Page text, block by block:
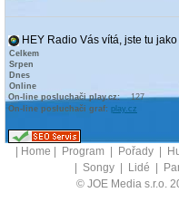
HEY Radio Vás vítá, jste tu jako
Celkem
Srpen
Dnes
Online
On-line posluchači play.cz:
127
On-line posluchači graf: play.cz
Home Program Pořady
Songy Lidé
© JOE Media s.r.o.